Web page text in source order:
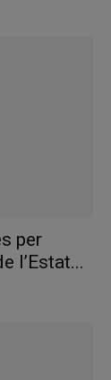
per
l’Estat...